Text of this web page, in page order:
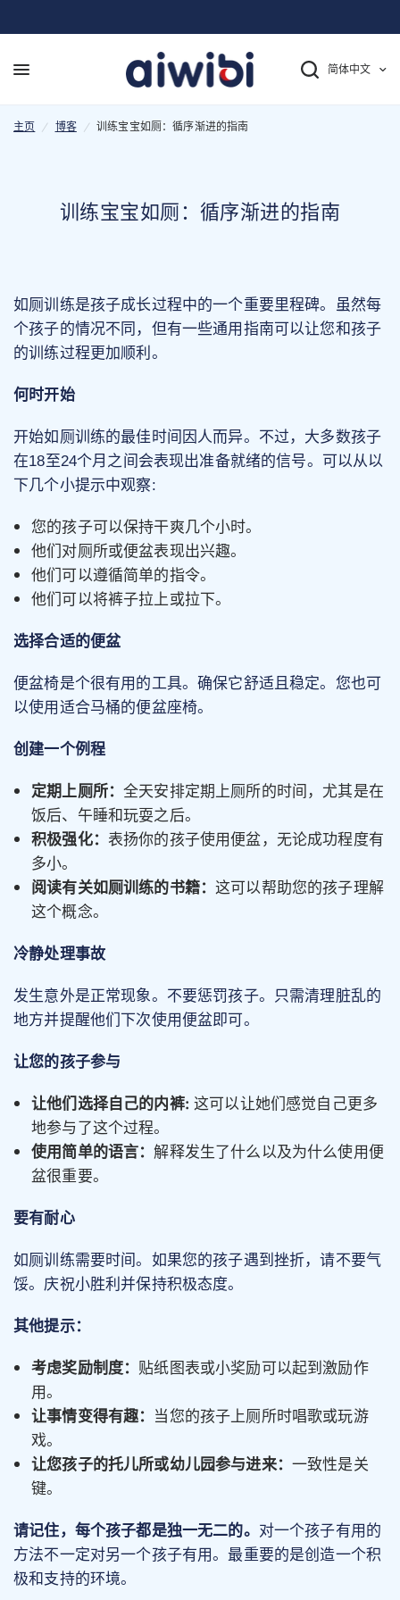
简体中文
主页 / 博客 / 训练宝宝如厕：循序渐进的指南
训练宝宝如厕：循序渐进的指南
训练宝宝如厕：循序渐进的指南
如厕训练是孩子成长过程中的一个重要里程碑。虽然每
个孩子的情况不同，但有一些通用指南可以让您和孩子
的训练过程更加顺利。
何时开始
开始如厕训练的最佳时间因人而异。不过，大多数孩子
在18至24个月之间会表现出准备就绪的信号。可以从以
下几个小提示中观察:
您的孩子可以保持干爽几个小时。
他们对厕所或便盆表现出兴趣。
他们可以遵循简单的指令。
他们可以将裤子拉上或拉下。
选择合适的便盆
便盆椅是个很有用的工具。确保它舒适且稳定。您也可
以使用适合马桶的便盆座椅。
创建一个例程
定期上厕所：全天安排定期上厕所的时间，尤其是在
饭后、午睡和玩耍之后。
积极强化： 表扬你的孩子使用便盆，无论成功程度有
多小。
阅读有关如厕训练的书籍：这可以帮助您的孩子理解
这个概念。
冷静处理事故
发生意外是正常现象。不要惩罚孩子。只需清理脏乱的
地方并提醒他们下次使用便盆即可。
让您的孩子参与
让他们选择自己的内裤: 这可以让她们感觉自己更多
地参与了这个过程。
使用简单的语言：解释发生了什么以及为什么使用便
盆很重要。
要有耐心
如厕训练需要时间。如果您的孩子遇到挫折，请不要气
馁。庆祝小胜利并保持积极态度。
其他提示：
考虑奖励制度： 贴纸图表或小奖励可以起到激励作
用。
让事情变得有趣： 当您的孩子上厕所时唱歌或玩游
戏。
让您孩子的托儿所或幼儿园参与进来： 一致性是关
键。
请记住，每个孩子都是独一无二的。 对一个孩子有用的
方法不一定对另一个孩子有用。最重要的是创造一个积
极和支持的环境。